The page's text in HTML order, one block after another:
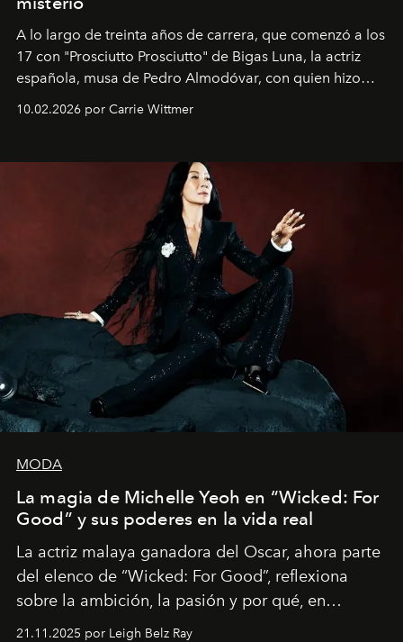
A lo largo de treinta años de carrera, que comenzó a los
17 con "Prosciutto Prosciutto" de Bigas Luna, la actriz
española, musa de Pedro Almodóvar, con quien hizo
Barcelona", ha dividido su tiempo entre Europa y
dirigida por Maggie Gyllenhaal.
10.02.2026 por Carrie Wittmer
MODA
La magia de Michelle Yeoh en “Wicked: For
Good” y sus poderes en la vida real
La actriz malaya ganadora del Oscar, ahora parte
del elenco de “Wicked: For Good”, reflexiona
sobre la ambición, la pasión y por qué, en
ocasiones, la introspección puede esperar. “Es
21.11.2025 por Leigh Belz Ray